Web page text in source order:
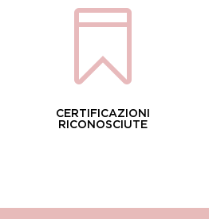

CERTIFICAZIONI
RICONOSCIUTE